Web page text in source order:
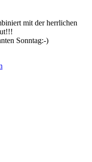
mit der herrlichen
Sonntag:-)